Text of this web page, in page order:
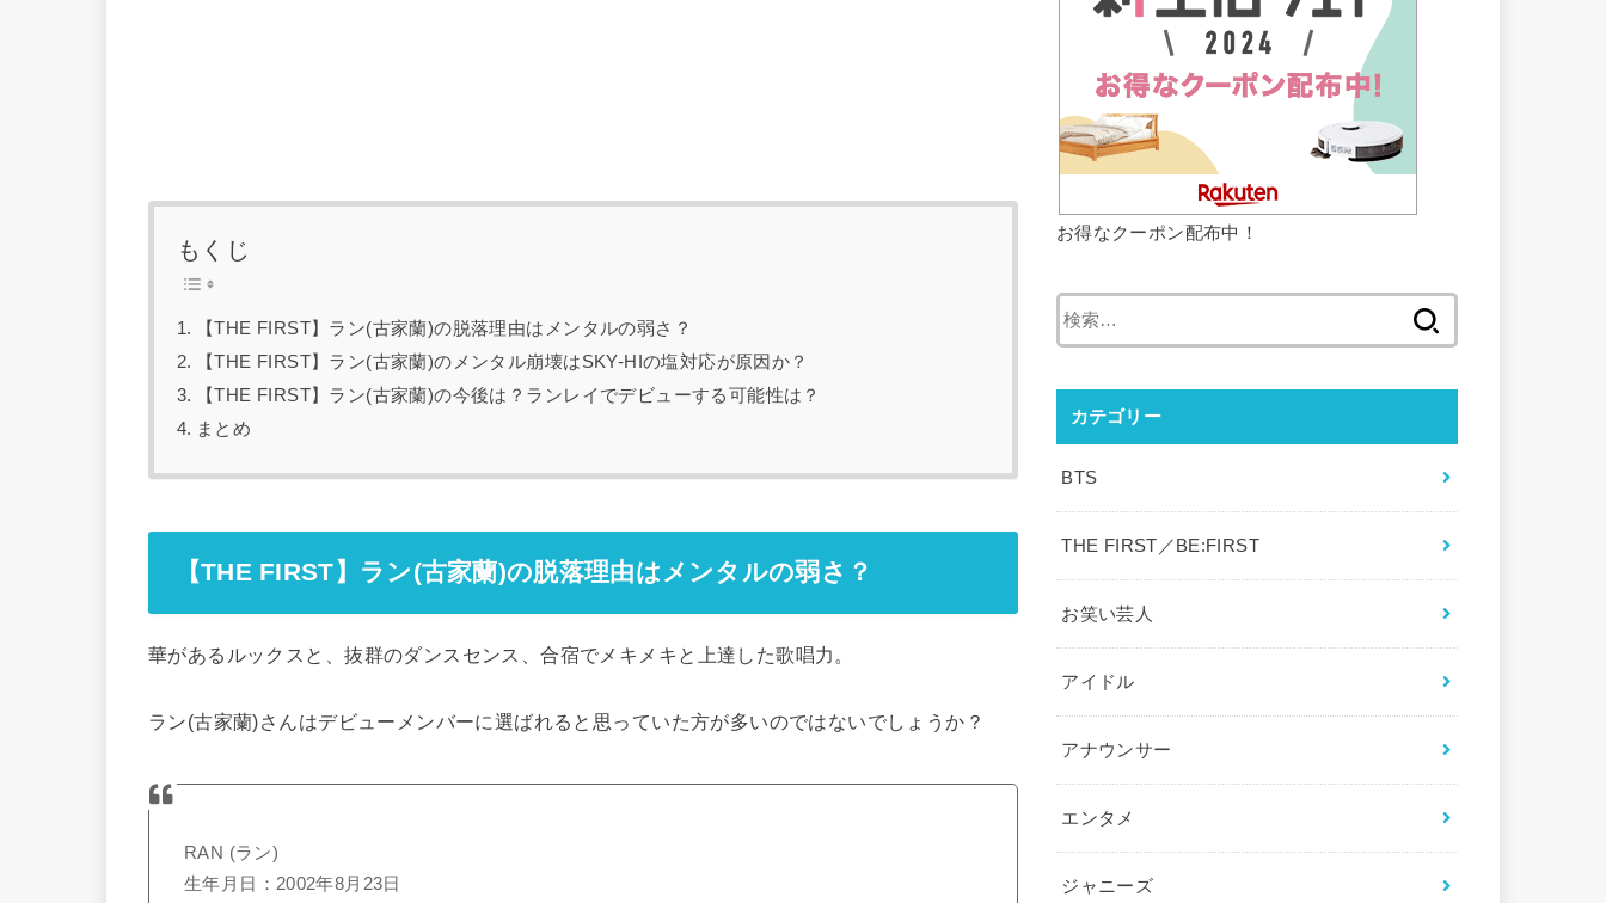
もくじ
【THE FIRST】ラン(古家蘭)の脱落理由はメンタルの弱さ？
【THE FIRST】ラン(古家蘭)のメンタル崩壊はSKY-HIの塩対応が原因か？
【THE FIRST】ラン(古家蘭)の今後は？ランレイでデビューする可能性は？
まとめ
【THE FIRST】ラン(古家蘭)の脱落理由はメンタルの弱さ？
華があるルックスと、抜群のダンスセンス、合宿でメキメキと上達した歌唱力。
ラン(古家蘭)さんはデビューメンバーに選ばれると思っていた方が多いのではないでしょうか？
RAN (ラン)
生年月日：2002年8月23日
お得なクーポン配布中！
カテゴリー
BTS
THE FIRST／BE:FIRST
お笑い芸人
アイドル
アナウンサー
エンタメ
ジャニーズ